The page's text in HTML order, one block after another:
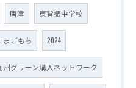
唐津 東背振中学校
まごもち 2024
州グリーン購入ネットワーク